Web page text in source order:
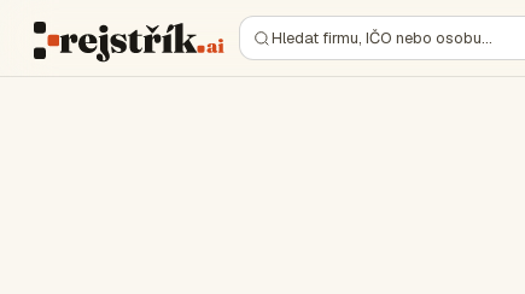
Hledat firmu, IČO nebo osobu…